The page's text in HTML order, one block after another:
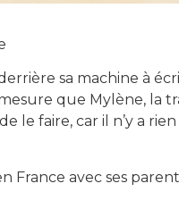
sa machine à
que Mylène, la
le faire, car il n’y a rien
France avec ses